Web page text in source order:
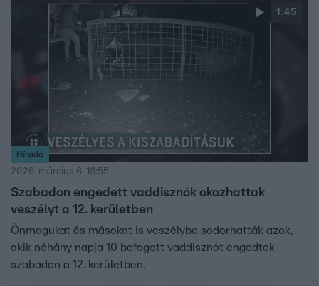
1:45
Híradó
2026. március 6. 18:55
Szabadon engedett vaddisznók okozhattak
veszélyt a 12. kerületben
Önmagukat és másokat is veszélybe sodorhatták azok,
akik néhány napja 10 befogott vaddisznót engedtek
szabadon a 12. kerületben.